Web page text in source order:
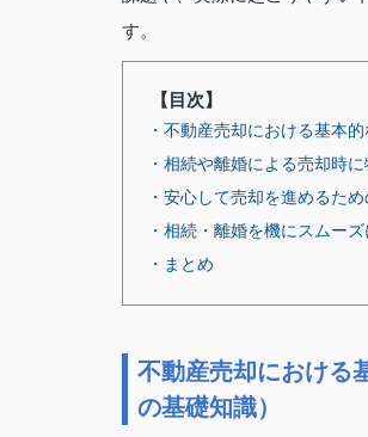
す。
【目次】
・不動産売却における基本
・相続や離婚による売却時
・安心して売却を進めるた
・相続・離婚を機にスムー
・まとめ
不動産売却における
の基礎知識）